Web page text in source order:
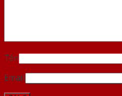
Tên
Email